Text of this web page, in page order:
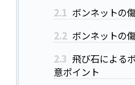
2.1 ボンネットの
2.2 ボンネットの
2.3 飛び石による
意ポイント